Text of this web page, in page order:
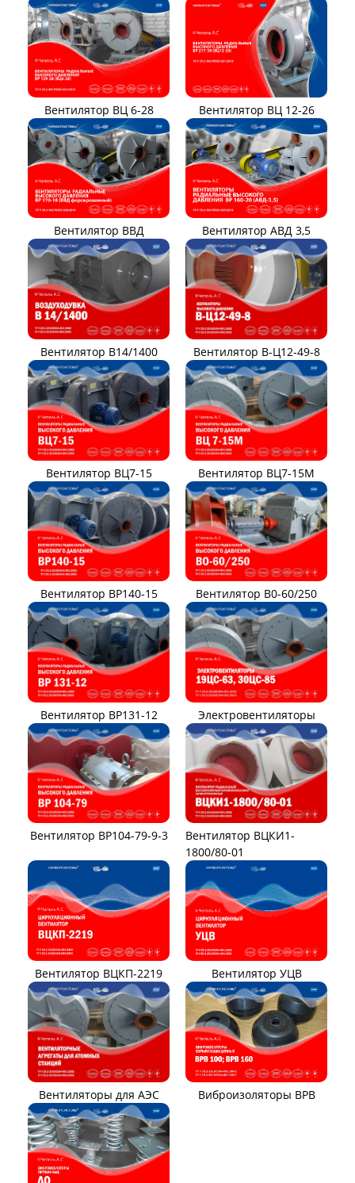
Вентилятор ВЦ 6-28 Вентилятор ВЦ 12-26
Вентилятор ВВД Вентилятор АВД 3,5
Вентилятор В14/1400 Вентилятор В-Ц12-49-8
Вентилятор ВЦ7-15 Вентилятор ВЦ7-15М
Вентилятор ВР140-15 Вентилятор В0-60/250
Вентилятор ВР131-12 Электровентиляторы
Вентилятор ВР104-79-9-3
Вентилятор ВЦКИ1-
1800/80-01
Вентилятор ВЦКП-2219 Вентилятор УЦВ
Вентиляторы для АЭС Виброизоляторы ВРВ